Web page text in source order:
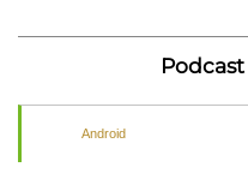
Android